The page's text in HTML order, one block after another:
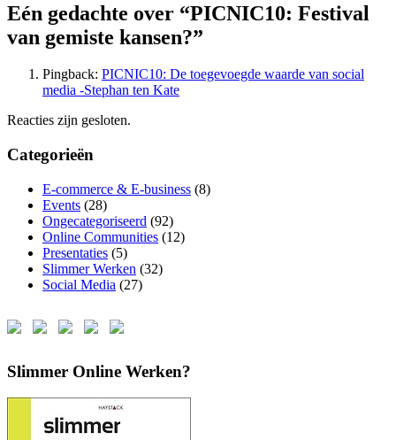
Eén gedachte over “PICNIC10: Festival
van gemiste kansen?”
Pingback: PICNIC10: De toegevoegde waarde van social
media -Stephan ten Kate
Reacties zijn gesloten.
Categorieën
E-commerce & E-business (8)
Events (28)
Ongecategoriseerd (92)
Online Communities (12)
Presentaties (5)
Slimmer Werken (32)
Social Media (27)
Slimmer Online Werken?